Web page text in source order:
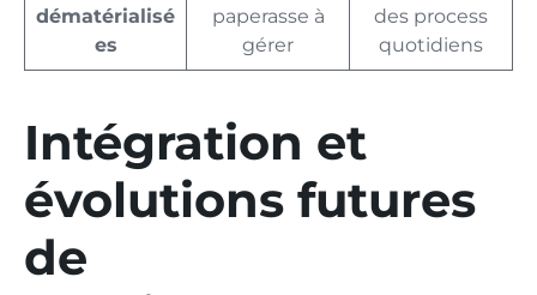
dématérialisé
es
paperasse à
gérer
des process
quotidiens
Intégration et
évolutions futures
de